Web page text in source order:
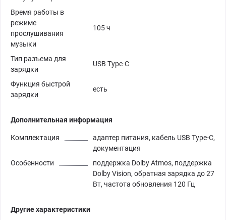
Время работы в
режиме
прослушивания
музыки
105 ч
Тип разъема для
зарядки
USB Type-C
Функция быстрой
зарядки
есть
Дополнительная информация
Комплектация
адаптер питания, кабель USB Type-C,
документация
Особенности
поддержка Dolby Atmos, поддержка
Dolby Vision, обратная зарядка до 27
Вт, частота обновления 120 Гц
Другие характеристики